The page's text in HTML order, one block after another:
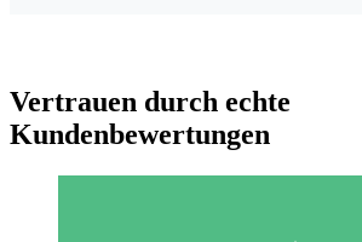
Vertrauen durch echte
Kundenbewertungen